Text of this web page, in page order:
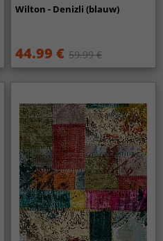
Wilton - Denizli (blauw)
44.99 € 59.99 €